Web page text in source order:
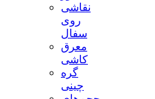
نقاشی
روی
سفال
معرق
کاشی
گره
چینی